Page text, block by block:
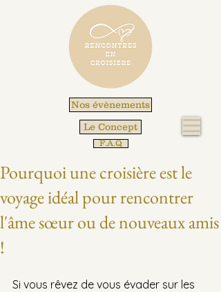
Nos évènements
Le Concept
F.A.Q
Pourquoi une croisière est le
voyage idéal pour rencontrer
l'âme sœur ou de nouveaux amis
!
Si vous rêvez de vous évader sur les